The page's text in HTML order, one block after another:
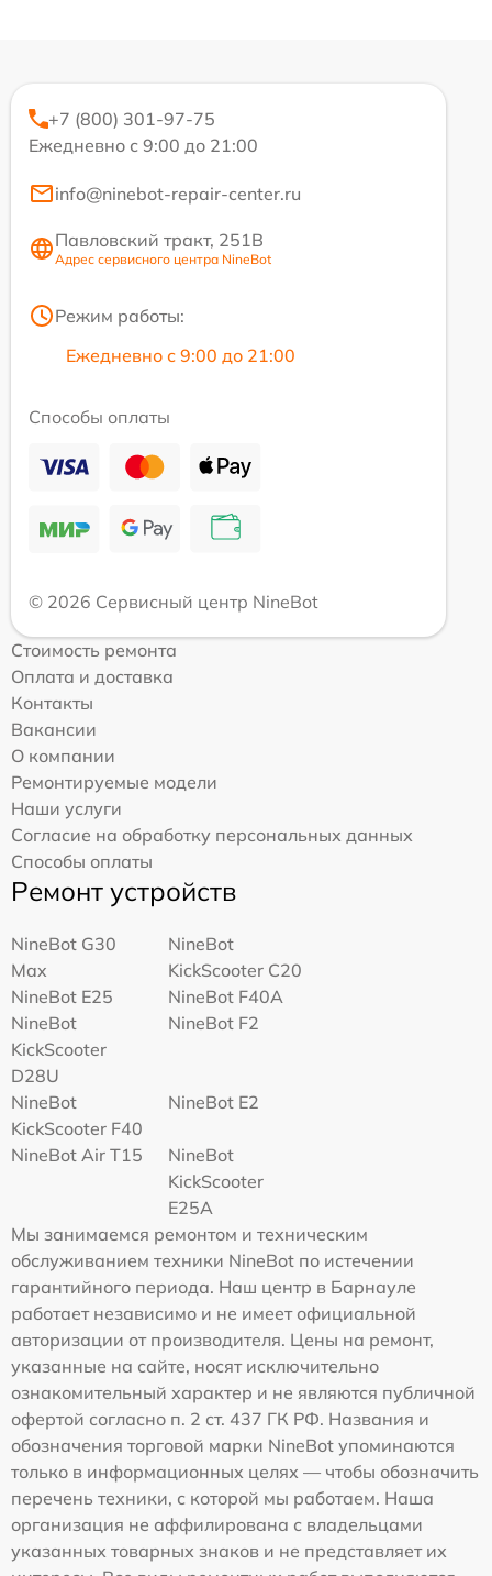
+7 (800) 301-97-75
Ежедневно с 9:00 до 21:00
info@ninebot-repair-center.ru
Павловский тракт, 251В
Адрес сервисного центра NineBot
Режим работы:
Ежедневно с 9:00 до 21:00
Способы оплаты
© 2026 Сервисный центр NineBot
Стоимость ремонта
Оплата и доставка
Контакты
Вакансии
О компании
Ремонтируемые модели
Наши услуги
Согласие на обработку персональных данных
Способы оплаты
Ремонт устройств
NineBot G30
Max
NineBot
KickScooter C20
NineBot E25
NineBot F40A
NineBot
KickScooter
D28U
NineBot F2
NineBot
KickScooter F40
NineBot E2
NineBot Air T15
NineBot
KickScooter
E25A
Мы занимаемся ремонтом и техническим
обслуживанием техники NineBot по истечении
гарантийного периода. Наш центр в Барнауле
работает независимо и не имеет официальной
авторизации от производителя. Цены на ремонт,
указанные на сайте, носят исключительно
ознакомительный характер и не являются публичной
офертой согласно п. 2 ст. 437 ГК РФ. Названия и
обозначения торговой марки NineBot упоминаются
только в информационных целях — чтобы обозначить
перечень техники, с которой мы работаем. Наша
организация не аффилирована с владельцами
указанных товарных знаков и не представляет их